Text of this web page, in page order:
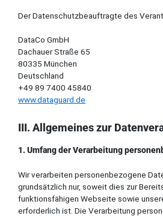
Der Datenschutzbeauftragte des
DataCo GmbH
Dachauer Straße 65
80335 München
Deutschland
+49 89 7400 45840
www.dataguard.de
III. Allgemeines zur
1. Umfang der Verarbeitung
Wir verarbeiten personenbezogene
grundsätzlich nur, soweit dies zur
funktionsfähigen Webseite sowie
erforderlich ist. Die Verarbeitung